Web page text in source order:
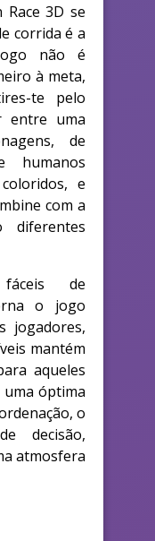
3D se
corrida é a
não é
à meta,
te pelo
entre uma
de
humanos
e
com a
diferentes
de
o jogo
jogadores,
mantém
aqueles
uma óptima
o
decisão,
atmosfera